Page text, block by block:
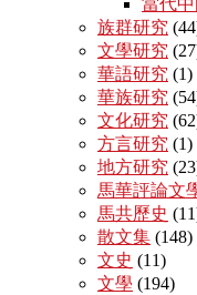
族群研究
文學研究
華語研究 (1)
華族研究
文化研究
方言研究 (1)
地方研究
馬華評論文
馬共歷史
散文集 (148)
文史 (11)
文學 (194)